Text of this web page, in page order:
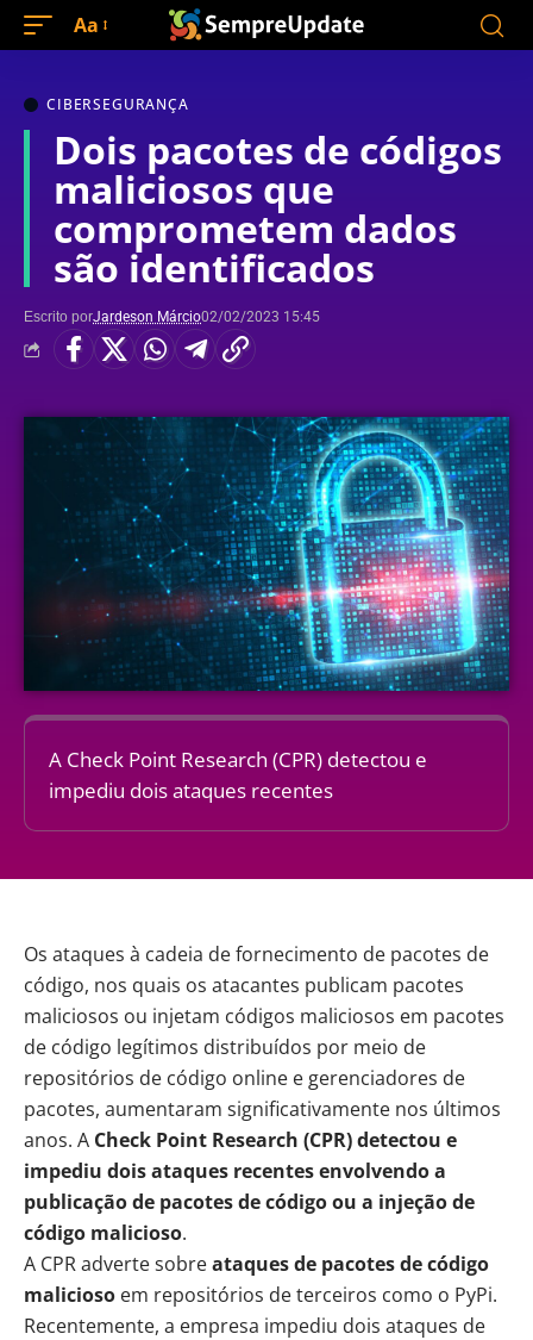
Aa
CIBERSEGURANÇA
Dois pacotes de códigos
maliciosos que
comprometem dados
são identificados
Escrito porJardeson Márcio02/02/2023 15:45
A Check Point Research (CPR) detectou e
impediu dois ataques recentes
Os ataques à cadeia de fornecimento de pacotes de
código, nos quais os atacantes publicam pacotes
maliciosos ou injetam códigos maliciosos em pacotes
de código legítimos distribuídos por meio de
repositórios de código online e gerenciadores de
pacotes, aumentaram significativamente nos últimos
anos. A Check Point Research (CPR) detectou e
impediu dois ataques recentes envolvendo a
publicação de pacotes de código ou a injeção de
código malicioso.
A CPR adverte sobreataques de pacotes de código
malicioso em repositórios de terceiros como o PyPi.
Recentemente, a empresa impediu dois ataques de